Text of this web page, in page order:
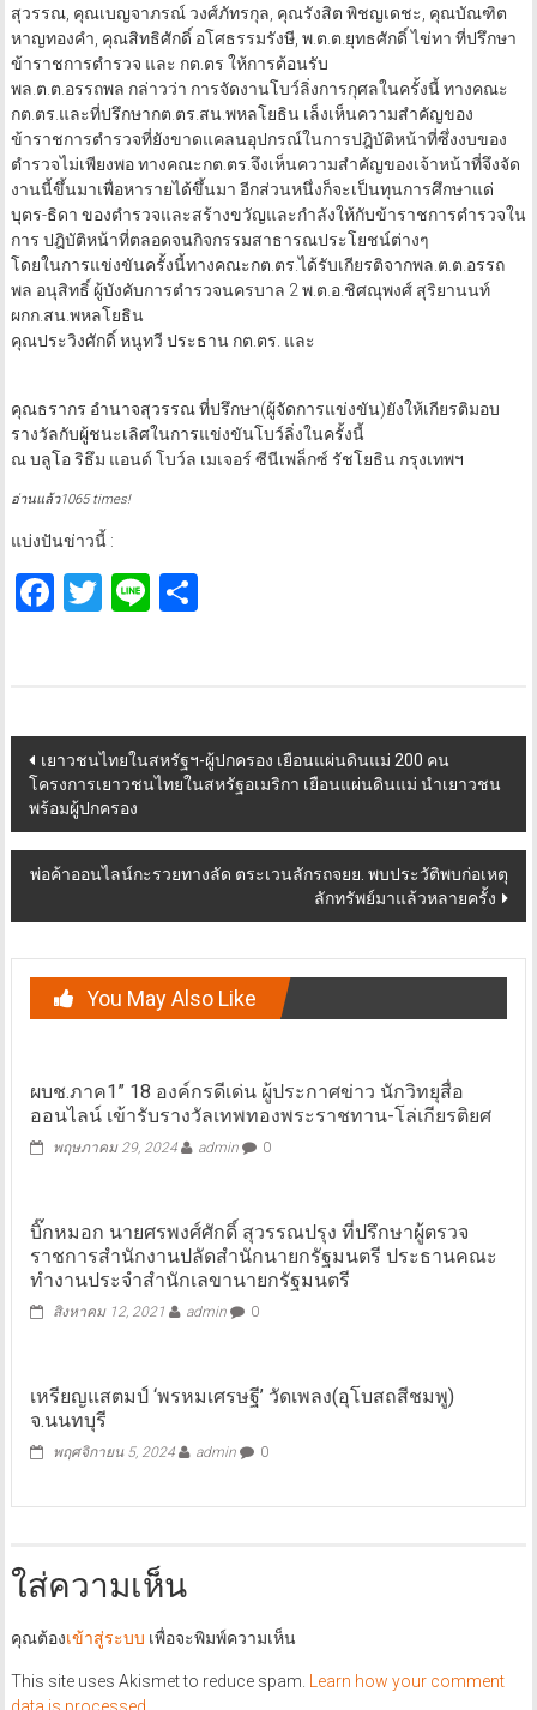
สุวรรณ, คุณเบญจาภรณ์ วงศ์ภัทรกุล, คุณรังสิต พิชญเดชะ, คุณบัณฑิต
หาญทองคำ, คุณสิทธิศักดิ์ อโศธรรมรังษี, พ.ต.ต.ยุทธศักดิ์ ไข่ทา ที่ปรึกษา
ข้าราชการตำรวจ และ กต.ตร ให้การต้อนรับ
พล.ต.ต.อรรถพล กล่าวว่า การจัดงานโบว์ลิ่งการกุศลในครั้งนี้ ทางคณะ
กต.ตร.และที่ปรึกษากต.ตร.สน.พหลโยธิน เล็งเห็นความสำคัญของ
ข้าราชการตำรวจที่ยังขาดแคลนอุปกรณ์ในการปฎิบัติหน้าที่ซึ่งงบของ
ตำรวจไม่เพียงพอ ทางคณะกต.ตร.จึงเห็นความสำคัญของเจ้าหน้าที่จึงจัด
งานนี้ขึ้นมาเพื่อหารายได้ขึ้นมา อีกส่วนหนึ่งก็จะเป็นทุนการศึกษาแด่
บุตร-ธิดา ของตำรวจและสร้างขวัญและกำลังให้กับข้าราชการตำรวจใน
การ ปฎิบัติหน้าที่ตลอดจนกิจกรรมสาธารณประโยชน์ต่างๆ
โดยในการแข่งขันครั้งนี้ทางคณะกต.ตร.ได้รับเกียรติจากพล.ต.ต.อรรถ
พล อนุสิทธิ์ ผู้บังคับการตำรวจนครบาล 2 พ.ต.อ.ชิศณุพงศ์ สุริยานนท์
ผกก.สน.พหลโยธิน
คุณประวิงศักดิ์ หนูทวี ประธาน กต.ตร. และ
คุณธรากร อำนาจสุวรรณ ที่ปรึกษา(ผู้จัดการแข่งขัน)ยังให้เกียรติมอบ
รางวัลกับผู้ชนะเลิศในการแข่งขันโบว์ลิ่งในครั้งนี้
ณ บลูโอ ริธึม แอนด์ โบว์ล เมเจอร์ ซีนีเพล็กซ์ รัชโยธิน กรุงเทพฯ
อ่านแล้ว1065 times!
แบ่งปันข่าวนี้ :
Facebook
Twitter
LineShare
Post
navigation
เยาวชนไทยในสหรัฐฯ-ผู้ปกครอง เยือนแผ่นดินแม่ 200 คน
โครงการเยาวชนไทยในสหรัฐอเมริกา เยือนแผ่นดินแม่ นำเยาวชน
พร้อมผู้ปกครอง
พ่อค้าออนไลน์กะรวยทางลัด ตระเวนลักรถจยย. พบประวัติพบก่อเหตุ
ลักทรัพย์มาแล้วหลายครั้ง
You May Also Like
ผบช.ภาค1” 18 องค์กรดีเด่น ผู้ประกาศข่าว นักวิทยุสื่อ
ออนไลน์ เข้ารับรางวัลเทพทองพระราชทาน-โล่เกียรติยศ
พฤษภาคม 29, 2024 admin 0
บิ๊กหมอก นายศรพงศ์ศักดิ์ สุวรรณปรุง ที่ปรึกษาผู้ตรวจ
ราชการสำนักงานปลัดสำนักนายกรัฐมนตรี ประธานคณะ
ทำงานประจำสำนักเลขานายกรัฐมนตรี
สิงหาคม 12, 2021 admin 0
เหรียญแสตมป์ ‘พรหมเศรษฐี’ วัดเพลง(อุโบสถสีชมพู)
จ.นนทบุรี
พฤศจิกายน 5, 2024 admin 0
ใส่ความเห็น
คุณต้องเข้าสู่ระบบ เพื่อจะพิมพ์ความเห็น
This site uses Akismet to reduce spam.
Learn how your comment